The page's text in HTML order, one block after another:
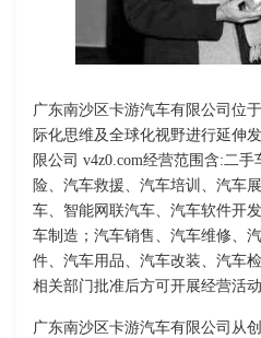
广东南沙区卡游汽车有限公司位
际化思维及全球化视野进行延伸
限公司 v4z0.com经营范围含:二
险、汽车救援、汽车培训、汽车
车、智能网联汽车、汽车软件开
车制造；汽车销售、汽车维修、
件、汽车用品、汽车改装、汽车
相关部门批准后方可开展经营活动
广东南沙区卡游汽车有限公司从